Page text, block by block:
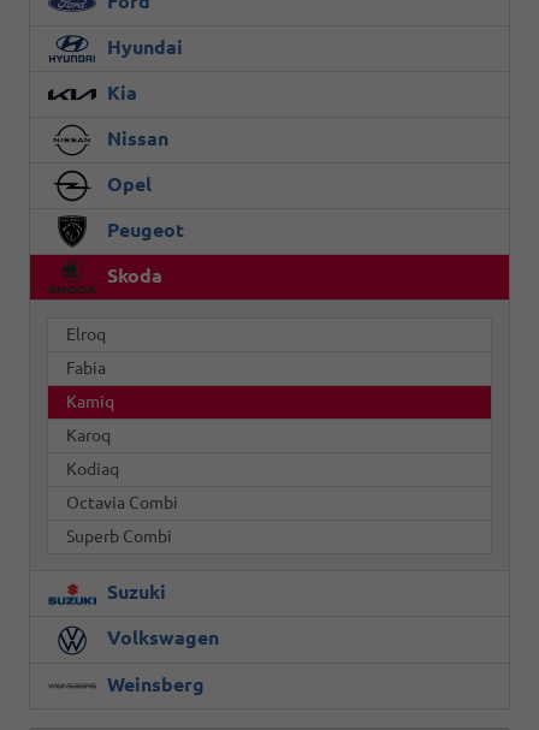
Hyundai
Kia
Nissan
Opel
Peugeot
Skoda
Elroq
Fabia
Kamiq
Karoq
Kodiaq
Octavia Combi
Superb Combi
Suzuki
Volkswagen
Weinsberg